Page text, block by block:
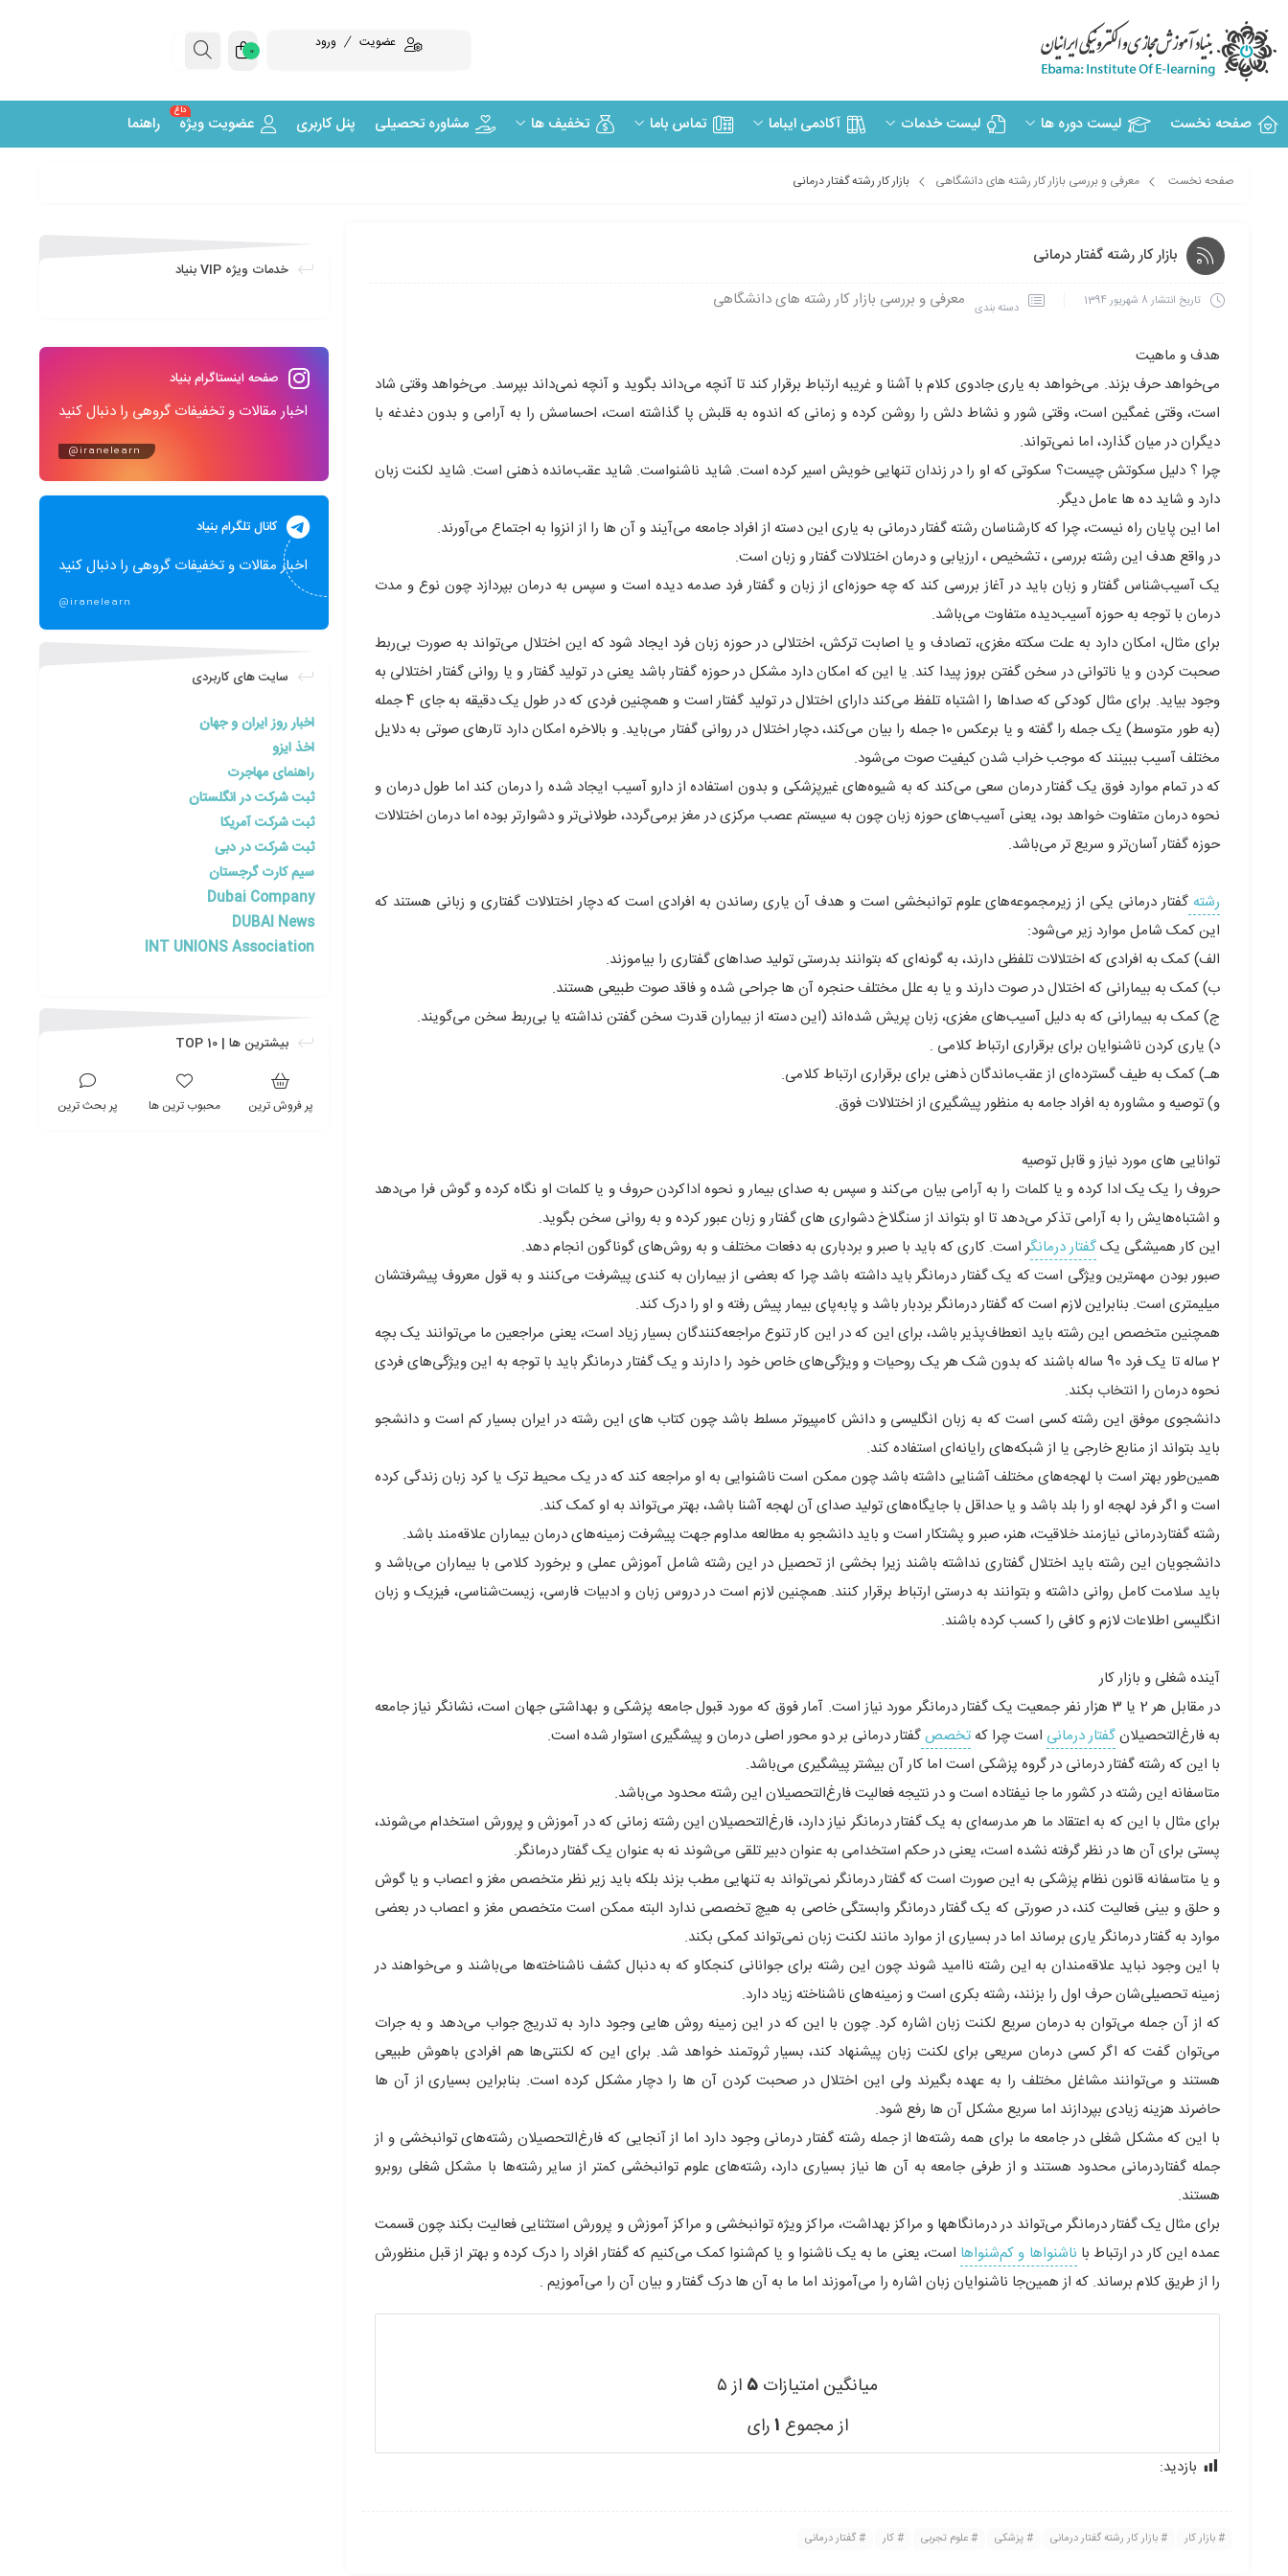
عضویت ورود 0
صفحه نخست لیست دوره ها لیست خدمات آکادمی ایباما تماس باما تخفیف ها مشاوره تحصیلی پنل کاربری عضویت ویژه
داغ
راهنما
صفحه نخست معرفی و بررسی بازار کار رشته های دانشگاهی بازار کار رشته گفتار درمانی
بازار کار رشته گفتار درمانی
تاریخ انتشار8 شهریور 1394 دسته بندی معرفی و بررسی بازار کار رشته های دانشگاهی
هدف و ماهیت
می‌خواهد حرف بزند. می‌خواهد به یاری جادوی کلام با آشنا و غریبه ارتباط برقرار کند تا آنچه می‌داند بگوید و آنچه نمی‌داند بپرسد. می‌خواهد وقتی شاد
است، وقتی غمگین است، وقتی شور و نشاط دلش را روشن کرده و زمانی که اندوه به قلبش پا گذاشته است، احساسش را به آرامی و بدون دغدغه با
دیگران در میان گذارد، اما نمی‌تواند.
چرا ؟ دلیل سکوتش چیست؟ سکوتی که او را در زندان تنهایی خویش اسیر کرده است. شاید ناشنواست. شاید عقب‌مانده ذهنی است. شاید لکنت زبان
دارد و شاید ده ها عامل دیگر.
اما این پایان راه نیست، چرا که کارشناسان رشته گفتار درمانی به یاری این دسته از افراد جامعه می‌آیند و آن ها را از انزوا به اجتماع می‌آورند.
در واقع هدف این رشته بررسی ، تشخیص ، ارزیابی و درمان اختلالات گفتار و زبان است.
یک آسیب‌شناس گفتار و زبان باید در آغاز بررسی کند که چه حوزه‌ای از زبان و گفتار فرد صدمه دیده است و سپس به درمان بپردازد چون نوع و مدت
درمان با توجه به حوزه آسیب‌دیده متفاوت می‌باشد.
برای مثال، امکان دارد به علت سکته مغزی، تصادف و یا اصابت ترکش، اختلالی در حوزه زبان فرد ایجاد شود که این اختلال می‌تواند به صورت بی‌ربط
صحبت کردن و یا ناتوانی در سخن گفتن بروز پیدا کند. یا این که امکان دارد مشکل در حوزه گفتار باشد یعنی در تولید گفتار و یا روانی گفتار اختلالی به
وجود بیاید. برای مثال کودکی که صداها را اشتباه تلفظ می‌کند دارای اختلال در تولید گفتار است و همچنین فردی که در طول یک دقیقه به جای 4 جمله
(به طور متوسط) یک جمله را گفته و یا برعکس 10 جمله را بیان می‌کند، دچار اختلال در روانی گفتار می‌باید. و بالاخره امکان دارد تارهای صوتی به دلایل
مختلف آسیب ببینند که موجب خراب شدن کیفیت صوت می‌شود.
که در تمام موارد فوق یک گفتار درمان سعی می‌کند که به شیوه‌های غیرپزشکی و بدون استفاده از دارو آسیب ایجاد شده را درمان کند اما طول درمان و
نحوه درمان متفاوت خواهد بود، یعنی آسیب‌های حوزه زبان چون به سیستم عصب مرکزی در مغز برمی‌گردد، طولانی‌تر و دشوارتر بوده اما درمان اختلالات
حوزه گفتار آسان‌تر و سریع تر می‌باشد.
رشته گفتار درمانی یکی از زیرمجموعه‌های علوم توانبخشی است و هدف آن یاری رساندن به افرادی است که دچار اختلالات گفتاری و زبانی هستند که
این کمک شامل موارد زیر می‌شود:
الف) کمک به افرادی که اختلالات تلفظی دارند، به گونه‌ای که بتوانند بدرستی تولید صداهای گفتاری را بیاموزند.
ب) کمک به بیمارانی که اختلال در صوت دارند و یا به علل مختلف حنجره آن ها جراحی شده و فاقد صوت طبیعی هستند.
ج) کمک به بیمارانی که به دلیل آسیب‌های مغزی، زبان پریش‌ شده‌اند (این دسته از بیماران قدرت سخن گفتن نداشته یا بی‌ربط سخن می‌گویند.
د) یاری کردن ناشنوایان برای برقراری ارتباط کلامی .
هـ) کمک به طیف گسترده‌ای از عقب‌ماندگان ذهنی برای برقراری ارتباط کلامی.
و) توصیه و مشاوره به افراد جامه به منظور پیشگیری از اختلالات فوق.
توانایی های مورد نیاز و قابل توصیه
حروف را یک یک ادا کرده و یا کلمات را به آرامی بیان می‌کند و سپس به صدای بیمار و نحوه اداکردن حروف و یا کلمات او نگاه کرده و گوش فرا می‌دهد
و اشتباه‌هایش را به آرامی تذکر می‌دهد تا او بتواند از سنگلاخ دشواری های گفتار و زبان عبور کرده و به روانی سخن بگوید.
این کار همیشگی یکگفتار درمانگر است. کاری که باید با صبر و بردباری به دفعات مختلف و به روش‌های گوناگون انجام دهد.
صبور بودن مهمترین ویژگی است که یک گفتار درمانگر باید داشته باشد چرا که بعضی از بیماران به کندی پیشرفت می‌کنند و به قول معروف پیشرفتشان
میلیمتری است. بنابراین لازم است که گفتار درمانگر بردبار باشد و پابه‌پای بیمار پیش رفته و او را درک کند.
همچنین متخصص این رشته باید انعطاف‌پذیر باشد، برای این که در این کار تنوع مراجعه‌کنندگان بسیار زیاد است، یعنی مراجعین ما می‌توانند یک بچه
2 ساله تا یک فرد 90 ساله باشند که بدون شک هر یک روحیات و ویژگی‌های خاص خود را دارند و یک گفتار درمانگر باید با توجه به این ویژگی‌های فردی
نحوه درمان را انتخاب بکند.
دانشجوی موفق این رشته کسی است که به زبان انگلیسی و دانش کامپیوتر مسلط باشد چون کتاب های این رشته در ایران بسیار کم است و دانشجو
باید بتواند از منابع خارجی یا از شبکه‌های رایانه‌ای استفاده کند.
همین‌طور بهتر است با لهجه‌های مختلف آشنایی داشته باشد چون ممکن است ناشنوایی به او مراجعه کند که در یک محیط ترک یا کرد زبان زندگی کرده
است و اگر فرد لهجه او را بلد باشد و یا حداقل با جایگاه‌های تولید صدای آن لهجه آشنا باشد، بهتر می‌تواند به او کمک کند.
رشته گفتاردرمانی نیازمند خلاقیت، هنر، صبر و پشتکار است و باید دانشجو به مطالعه مداوم جهت پیشرفت زمینه‌های درمان بیماران علاقه‌مند باشد.
دانشجویان این رشته باید اختلال گفتاری نداشته باشند زیرا بخشی از تحصیل در این رشته شامل آموزش عملی و برخورد کلامی با بیماران می‌باشد و
باید سلامت کامل روانی داشته و بتوانند به درستی ارتباط برقرار کنند. همچنین لازم است در دروس زبان و ادبیات فارسی، زیست‌شناسی، فیزیک و زبان
انگلیسی اطلاعات لازم و کافی را کسب کرده باشند.
آینده شغلی و بازار کار
در مقابل هر 2 یا 3 هزار نفر جمعیت یک گفتار درمانگر مورد نیاز است. آمار فوق که مورد قبول جامعه پزشکی و بهداشتی جهان است، نشانگر نیاز جامعه
به فارغ‌التحصیلانگفتار درمانی است چرا که تخصصگفتار درمانی بر دو محور اصلی درمان و پیشگیری استوار شده است.
با این که رشته گفتار درمانی در گروه پزشکی است اما کار آن بیشتر پیشگیری می‌باشد.
متاسفانه این رشته در کشور ما جا نیفتاده است و در نتیجه فعالیت فارغ‌التحصیلان این رشته محدود می‌باشد.
برای مثال با این که به اعتقاد ما هر مدرسه‌ای به یک گفتار درمانگر نیاز دارد، فارغ‌التحصیلان این رشته زمانی که در آموزش و پرورش استخدام می‌شوند،
پستی برای آن ها در نظر گرفته نشده است، یعنی در حکم استخدامی به عنوان دبیر تلقی می‌شوند نه به عنوان یک گفتار درمانگر.
و یا متاسفانه قانون نظام پزشکی به این صورت است که گفتار درمانگر نمی‌تواند به تنهایی مطب بزند بلکه باید زیر نظر متخصص مغز و اعصاب و یا گوش
و حلق و بینی فعالیت کند، در صورتی که یک گفتار درمانگر وابستگی خاصی به هیچ تخصصی ندارد البته ممکن است متخصص مغز و اعصاب در بعضی
موارد به گفتار درمانگر یاری برساند اما در بسیاری از موارد مانند لکنت زبان نمی‌تواند کمکی بکند.
با این وجود نباید علاقه‌مندان به این رشته ناامید شوند چون این رشته برای جوانانی کنجکاو که به دنبال کشف ناشناخته‌ها می‌باشند و می‌خواهند در
زمینه تحصیلی‌شان حرف اول را بزنند، رشته بکری است و زمینه‌های ناشناخته زیاد دارد.
که از آن جمله می‌توان به درمان سریع لکنت زبان اشاره کرد. چون با این که در این زمینه روش هایی وجود دارد به تدریج جواب می‌دهد و به جرات
می‌توان گفت که اگر کسی درمان سریعی برای لکنت زبان پیشنهاد کند، بسیار ثروتمند خواهد شد. برای این که لکنتی‌ها هم افرادی باهوش طبیعی
هستند و می‌توانند مشاغل مختلف را به عهده بگیرند ولی این اختلال در صحبت کردن آن ها را دچار مشکل کرده است. بنابراین بسیاری از آن ها
حاضرند هزینه زیادی بپردازند اما سریع مشکل آن ها رفع شود.
با این که مشکل شغلی در جامعه ما برای همه رشته‌ها از جمله رشته گفتار درمانی وجود دارد اما از آنجایی که فارغ‌التحصیلان رشته‌های توانبخشی و از
جمله گفتاردرمانی محدود هستند و از طرفی جامعه به آن ها نیاز بسیاری دارد، رشته‌های علوم توانبخشی کمتر از سایر رشته‌ها با مشکل شغلی روبرو
هستند.
برای مثال یک گفتار درمانگر می‌تواند در درمانگاهها و مراکز بهداشت، مراکز ویژه توانبخشی و مراکز آموزش و پرورش استثنایی فعالیت بکند چون قسمت
عمده این کار در ارتباط با ناشنواها و کم‌شنواها است، یعنی ما به یک ناشنوا و یا کم‌شنوا کمک می‌کنیم که گفتار افراد را درک کرده و بهتر از قبل منظورش
را از طریق کلام برساند. که از همین‌جا ناشنوایان زبان اشاره را می‌آموزند اما ما به آن ها درک گفتار و بیان آن را می‌آموزیم .
میانگین امتیازات ۵ از ۵
از مجموع ۱رای
بازدید:
بازار کار بازار کار رشته گفتار درمانی پزشکی علوم تجربی کار گفتار درمانی
خدمات ویژه VIP بنیاد
صفحه اینستاگرام بنیاد
اخبار مقالات و تخفیفات گروهی را دنبال کنید
@iranelearn
کانال تلگرام بنیاد
اخبار مقالات و تخفیفات گروهی را دنبال کنید
@iranelearn
سایت های کاربردی
اخبار روز ایران و جهان
اخذ ایزو
راهنمای مهاجرت
ثبت شرکت در انگلستان
ثبت شرکت آمریکا
ثبت شرکت در دبی
سیم کارت گرجستان
Dubai Company
DUBAI News
INT UNIONS Association
بیشترین ها | TOP 10
پر فروش ترین محبوب ترین ها پر بحث ترین